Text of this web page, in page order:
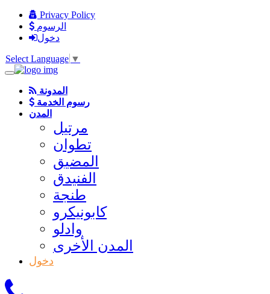
Privacy Policy
الرسوم
دخول
Select Language ▼
المدونة
رسوم الخدمة
المدن
مرتيل
تطوان
المضيق
الفنيدق
طنجة
كابونيكرو
وادلو
المدن الأخرى
دخول